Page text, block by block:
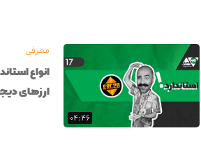
۰۴:۴۶
معرفی
انواع
ارزهای